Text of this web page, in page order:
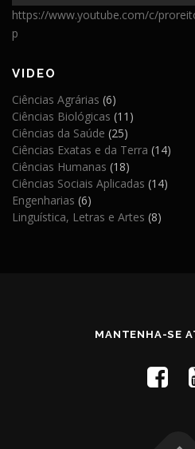
https://www.youtube.com/c/
p
VIDEO
Ciências Agrárias (6)
Ciências Biológicas (11)
Ciências da Saúde (25)
Ciências Exatas e da Terra (14)
Ciências Humanas (18)
Ciências Sociais Aplicadas (14)
Engenharias (6)
Linguística, Letras e Artes (8)
MANTENHA-SE